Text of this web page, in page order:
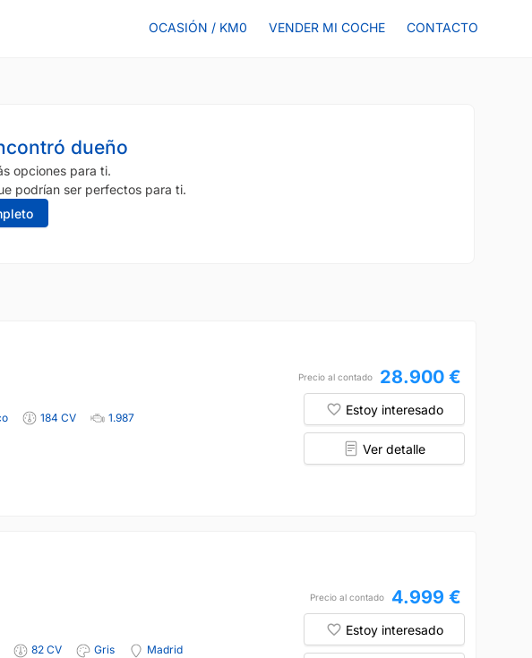
OCASIÓN / KM0 VENDER MI COCHE CONTACTO
dueño
opciones para ti.
podrían ser perfectos para ti.
184 CV
1.987
Precio al contado 28.900 €
Estoy interesado
Ver detalle
82 CV Gris
Madrid
Precio al contado 4.999 €
Estoy interesado